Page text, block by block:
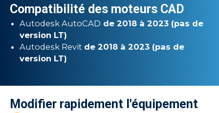
Compatibilité des moteurs CAD
Autodesk AutoCAD de 2018 à 2023 (pas de
version LT)
Autodesk Revit de 2018 à 2023 (pas de
version LT)
Modifier rapidement l'équipement